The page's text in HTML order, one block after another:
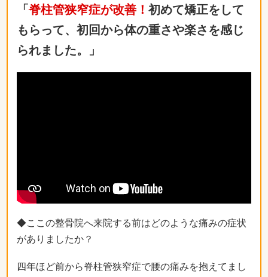
「脊柱管狭窄症が改善！ 初めて矯正をして
もらって、初回から体の重さや楽さを感じ
られました。」
◆ここの整骨院へ来院する前はどのような痛みの症状
がありましたか？
四年ほど前から脊柱管狭窄症で腰の痛みを抱えてまし